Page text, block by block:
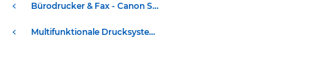
Bürodrucker & Fax - Canon Schweiz
Multifunktionale Drucksysteme